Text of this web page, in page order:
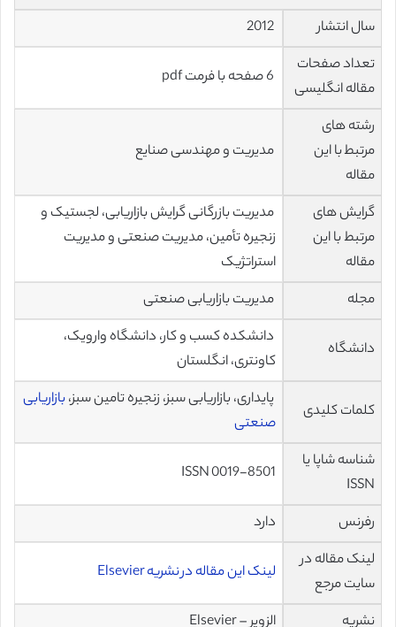
سال انتشار
تعداد صفحات
مقاله انگلیسی
رشته های
مرتبط با این
مقاله
مدیریت و مهندسی صنایع
گرایش های
مرتبط با این
مقاله
مدیریت بازرگانی گرایش بازاریابی، لجستیک و
زنجیره تأمین، مدیریت صنعتی و مدیریت
استراتژیک
مجله
مدیریت بازاریابی صنعتی
دانشگاه
دانشکده کسب و کار، دانشگاه وارویک،
کاونتری، انگلستان
کلمات کلیدی
پایداری، بازاریابی سبز، زنجیره تامین سبز،بازاریابی
صنعتی
شناسه شاپا یا
ISSN
ISSN 0019-8501
رفرنس
دارد
لینک مقاله در
سایت مرجع
لینک این مقاله در نشریه Elsevier
نشریه الزویر – Elsevier